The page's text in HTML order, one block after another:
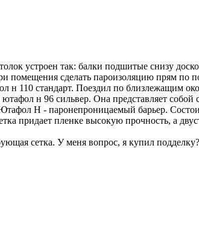
устроен так: балки подшитые снизу
помещения сделать пароизоляцию прям по
н 110 стандарт. Поездил по близлежащим
н 96 сильвер. Она представляет собой
Н - паронепроницаемый барьер.
придает пленке высокую прочность, а
сетка. У меня вопрос, я купил